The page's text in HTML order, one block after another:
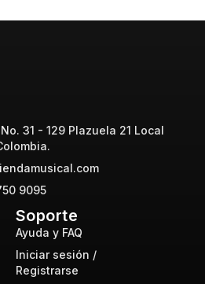
31 - 129 Plazuela 21 Local
9095
Soporte
Ayuda y FAQ
Iniciar sesión /
Registrarse